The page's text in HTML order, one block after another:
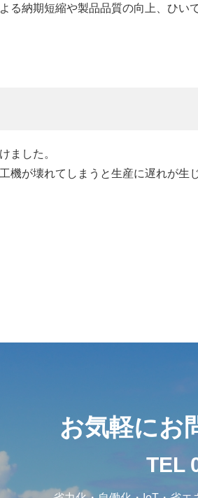
る納期短縮や製品品質の向上、ひい
ました。
機が壊れてしまうと生産に遅れが生
お気軽にお
TEL